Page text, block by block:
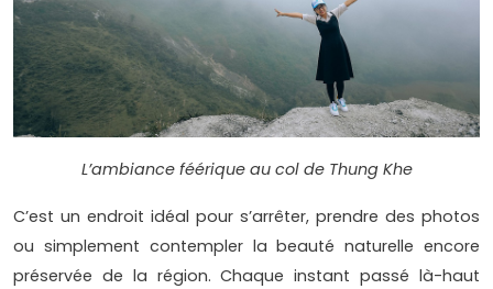
L’ambiance féérique au col de Thung Khe
C’est un endroit idéal pour s’arrêter, prendre des photos
ou simplement contempler la beauté naturelle encore
préservée de la région. Chaque instant passé là-haut